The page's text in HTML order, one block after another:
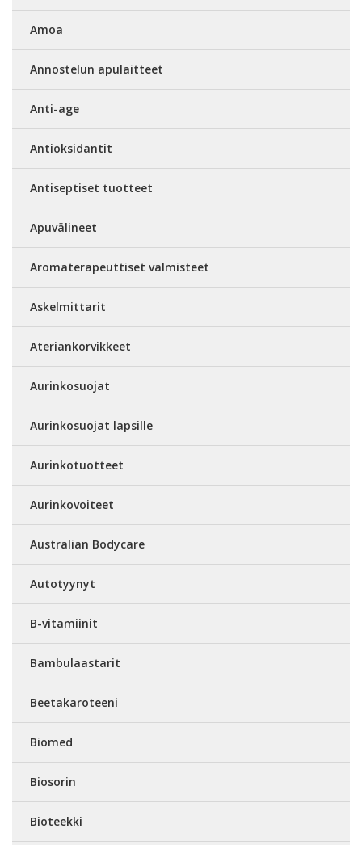
Amoa
Annostelun apulaitteet
Anti-age
Antioksidantit
Antiseptiset tuotteet
Apuvälineet
Aromaterapeuttiset valmisteet
Askelmittarit
Ateriankorvikkeet
Aurinkosuojat
Aurinkosuojat lapsille
Aurinkotuotteet
Aurinkovoiteet
Australian Bodycare
Autotyynyt
B-vitamiinit
Bambulaastarit
Beetakaroteeni
Biomed
Biosorin
Bioteekki